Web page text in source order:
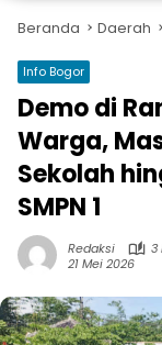
Beranda Daerah
Info Bogor
Demo di
Warga,
Sekolah
SMPN 1
Redaksi
3
21 Mei 2026